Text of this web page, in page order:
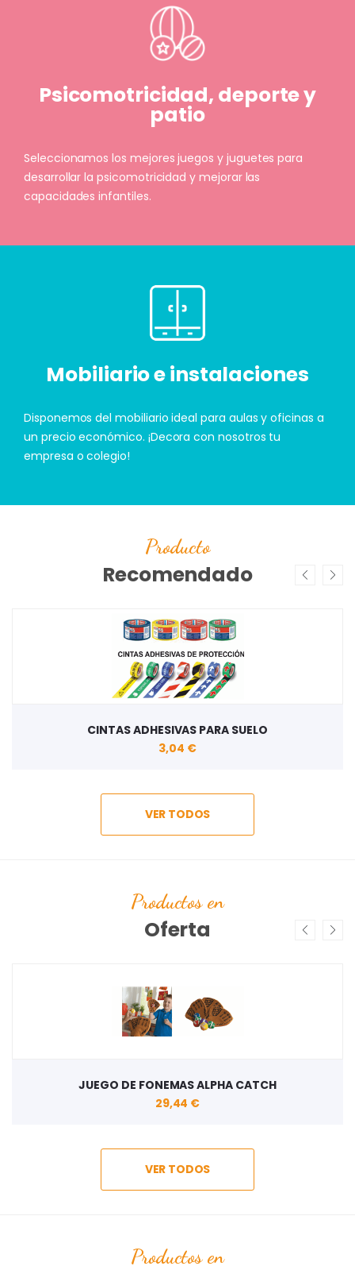
Psicomotricidad, deporte y
patio
Seleccionamos los mejores juegos y juguetes para
desarrollar la psicomotricidad y mejorar las
capacidades infantiles.
Mobiliario e instalaciones
Disponemos del mobiliario ideal para aulas y oficinas a
un precio económico. ¡Decora con nosotros tu
empresa o colegio!
Producto
Recomendado
CINTAS ADHESIVAS PARA SUELO
3,04 €
VER TODOS
Productos en
Oferta
JUEGO DE FONEMAS ALPHA CATCH
29,44 €
VER TODOS
Productos en